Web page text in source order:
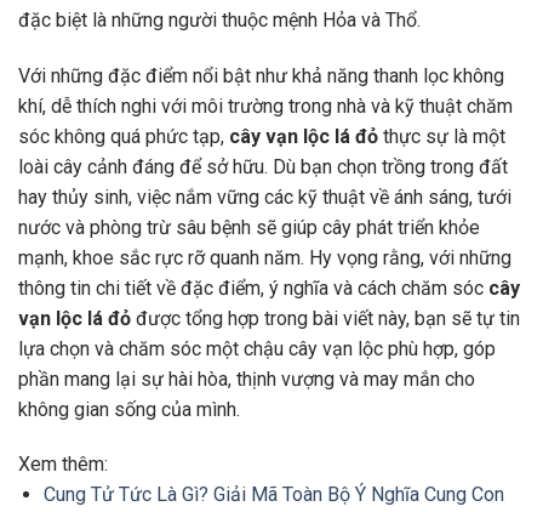
đặc biệt là những người thuộc mệnh Hỏa và Thổ.
Với những đặc điểm nổi bật như khả năng thanh lọc không
khí, dễ thích nghi với môi trường trong nhà và kỹ thuật chăm
sóc không quá phức tạp, cây vạn lộc lá đỏ thực sự là một
loài cây cảnh đáng để sở hữu. Dù bạn chọn trồng trong đất
hay thủy sinh, việc nắm vững các kỹ thuật về ánh sáng, tưới
nước và phòng trừ sâu bệnh sẽ giúp cây phát triển khỏe
mạnh, khoe sắc rực rỡ quanh năm. Hy vọng rằng, với những
thông tin chi tiết về đặc điểm, ý nghĩa và cách chăm sóc cây
vạn lộc lá đỏ được tổng hợp trong bài viết này, bạn sẽ tự tin
lựa chọn và chăm sóc một chậu cây vạn lộc phù hợp, góp
phần mang lại sự hài hòa, thịnh vượng và may mắn cho
không gian sống của mình.
Xem thêm:
Cung Tử Tức Là Gì? Giải Mã Toàn Bộ Ý Nghĩa Cung Con